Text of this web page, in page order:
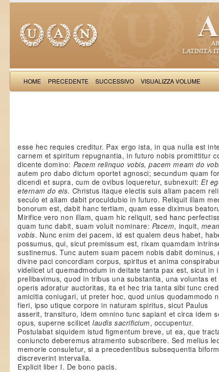
HOME PRECEDENTE SUCCESSIVO VISUALIZZA VOLUME
esse hec requies creditur. Pax ergo ista, in qua nulla est
carnem et spiritum repugnantia, in futuro nobis promittitur
dicente domino: Pacem relinquo vobis, pacem meam do
autem pro dabo dictum oportet agnosci; secundum quam
dicendi et supra, cum de ovibus loqueretur, subnexuit:Et
eternam do eis. Christus itaque electis suis aliam pacem
seculo et aliam dabit proculdubio in futuro. Reliquit illam
bonorum est, dabit hanc tertiam, quam esse diximus
Mirifice vero non illam, quam hic reliquit, sed hanc
quam tunc dabit, suam voluit nominare: Pacem, inquit,
vobis. Nunc enim dei pacem, id est qualem deus habet,
possumus, qui, sicut premissum est, rixam quamdam
sustinemus. Tunc autem suam pacem nobis dabit dominus,
divine paci concordiam corpus, spiritus et anima
videlicet ut quemadmodum in deitate tanta pax est, sicut in
prelibavimus, quod in tribus una substantia, una voluntas
operis adoratur auctoritas, ita et hec tria tanta sibi tunc
amicitia coniugari, ut preter hoc, quod unius quodammodo
fieri, ipso utique corpore in naturam spiritus, sicut Paulus
asserit, transituro, idem omnino tunc sapiant et circa idem
opus, superne scilicetlaudis sacrificium, occupentur.
Postulabat siquidem istud figmentum breve, ut ea, que
coniuncto deberemus atramento subscribere. Sed melius
memorie consuletur, si a precedentibus subsequentia
discreverint intervalla.
Explicit liber I. De bono pacis.